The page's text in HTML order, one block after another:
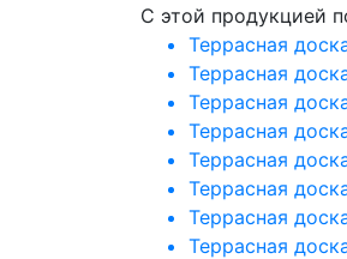
C этой продукцией
Террасная
Террасная
Террасная
Террасная
Террасная
Террасная
Террасная
Террасная